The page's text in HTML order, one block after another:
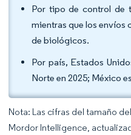
Por tipo de control de
mientras que los envíos
de biológicos.
Por país, Estados
Norte en 2025; México
Nota: Las cifras del tamaño
Mordor Intelligence,